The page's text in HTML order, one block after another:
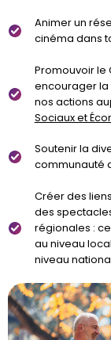
Animer un
cinéma dans
Promouvoir le
encourager la
nos actions
Sociaux et
Soutenir la
communauté
Créer des
des
régionales :
au niveau
niveau